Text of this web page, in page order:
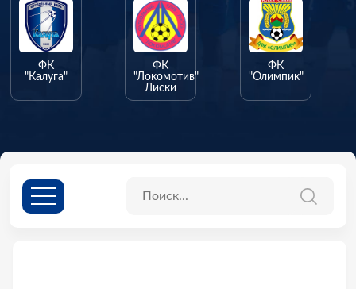
ФК
"Калуга"
ФК
"Локомотив"
Лиски
ФК
"Олимпик"